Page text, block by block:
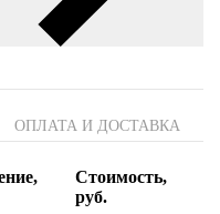
ОПЛАТА И ДОСТАВКА
Стоимость,
руб.